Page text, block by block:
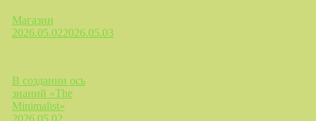
Магазин
2026.05.022026.05.03
В создании ось
знаний «The
Minimalist»
2026.05.02